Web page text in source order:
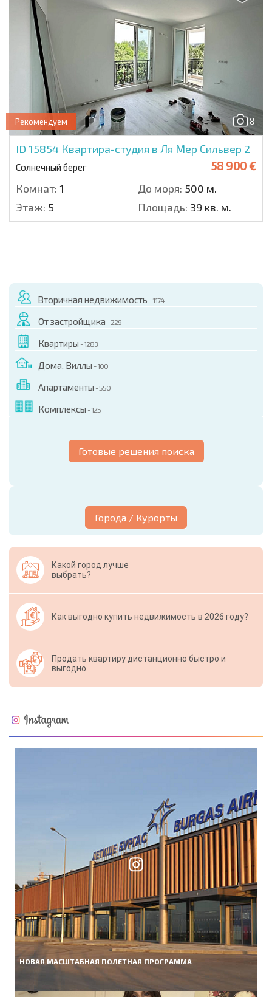
8
Рекомендуем
ID 15854 Квартира-студия в Ля Мер Сильвер 2
Солнечный берег 58 900 €
Комнат: 1 До моря: 500 м.
Этаж: 5 Площадь: 39 кв. м.
Вторичная недвижимость - 1174
От застройщика - 229
Квартиры - 1283
Дома, Виллы - 100
Апартаменты - 550
Комплексы - 125
Готовые решения поиска
Города / Курорты
Какой город лучше
выбрать?
Как выгодно купить недвижимость в 2026 году?
Продать квартиру дистанционно быстро и
выгодно
НОВАЯ МАСШТАБНАЯ ПОЛЕТНАЯ ПРОГРАММА